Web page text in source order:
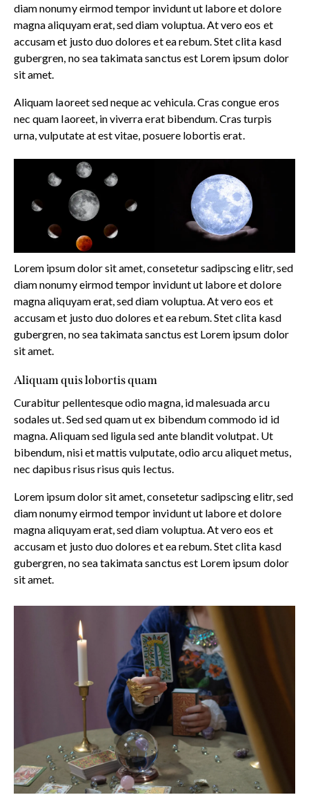
diam nonumy eirmod tempor invidunt ut labore et dolore
magna aliquyam erat, sed diam voluptua. At vero eos et
accusam et justo duo dolores et ea rebum. Stet clita kasd
gubergren, no sea takimata sanctus est Lorem ipsum dolor
sit amet.
Aliquam laoreet sed neque ac vehicula. Cras congue eros
nec quam laoreet, in viverra erat bibendum. Cras turpis
urna, vulputate at est vitae, posuere lobortis erat.
Lorem ipsum dolor sit amet, consetetur sadipscing elitr, sed
diam nonumy eirmod tempor invidunt ut labore et dolore
magna aliquyam erat, sed diam voluptua. At vero eos et
accusam et justo duo dolores et ea rebum. Stet clita kasd
gubergren, no sea takimata sanctus est Lorem ipsum dolor
sit amet.
Aliquam quis lobortis quam
Curabitur pellentesque odio magna, id malesuada arcu
sodales ut. Sed sed quam ut ex bibendum commodo id id
magna. Aliquam sed ligula sed ante blandit volutpat. Ut
bibendum, nisi et mattis vulputate, odio arcu aliquet metus,
nec dapibus risus risus quis lectus.
Lorem ipsum dolor sit amet, consetetur sadipscing elitr, sed
diam nonumy eirmod tempor invidunt ut labore et dolore
magna aliquyam erat, sed diam voluptua. At vero eos et
accusam et justo duo dolores et ea rebum. Stet clita kasd
gubergren, no sea takimata sanctus est Lorem ipsum dolor
sit amet.